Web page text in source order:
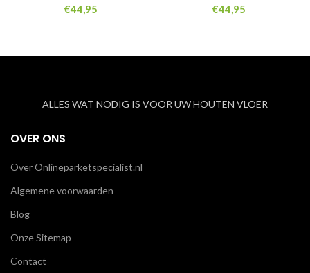
€44,95 €44,95
ALLES WAT NODIG IS VOOR UW HOUTEN VLOER
OVER ONS
Over Onlineparketspecialist.nl
Algemene voorwaarden
Blog
Onze Sitemap
Contact